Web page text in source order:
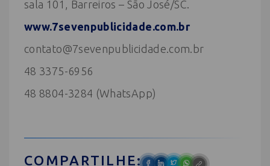
sala 101, Barreiros – São José/SC.
www.7sevenpublicidade.com.br
contato@7sevenpublicidade.com.br
48 3375-6956
48 8804-3284 (WhatsApp)
COMPARTILHE: